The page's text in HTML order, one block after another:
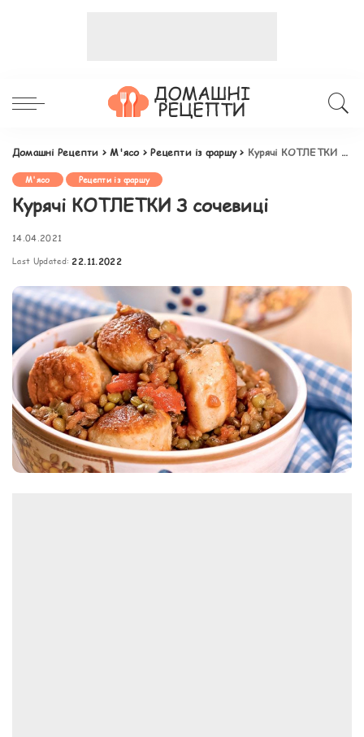
Домашні Рецепти >М'ясо>Рецепти із фаршу> Курячі КОТЛЕТКИ З сочевиці
М'ясо Рецепти із фаршу
Курячі КОТЛЕТКИ З сочевиці
14.04.2021
Last Updated: 22.11.2022